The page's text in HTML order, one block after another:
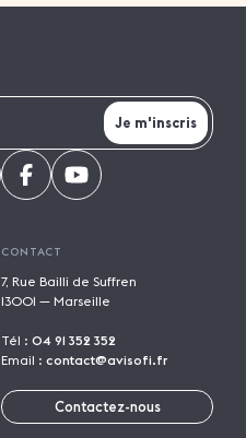
CONTACT
7, Rue Bailli de Suffren
13001 — Marseille
Tél : 04 91 352 352
Email : contact@avisofi.fr
Contactez-nous